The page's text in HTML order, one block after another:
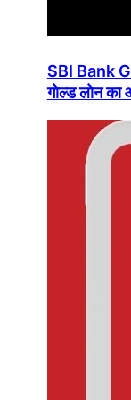
SBI Bank
गोल्ड लोन